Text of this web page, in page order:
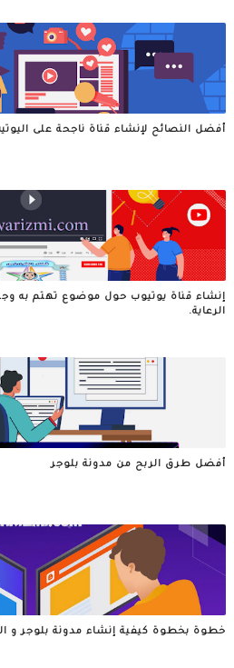
أفضل النصائح لإنشاء قناة ناجحة على
إنشاء قناة يوتيوب حول موضوع تهتم به
الرعاية.
أفضل طرق الربح من مدونة بلوجر
خطوة بخطوة كيفية إنشاء مدونة بلوجر و